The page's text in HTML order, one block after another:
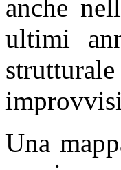
anche
ultimi
Una